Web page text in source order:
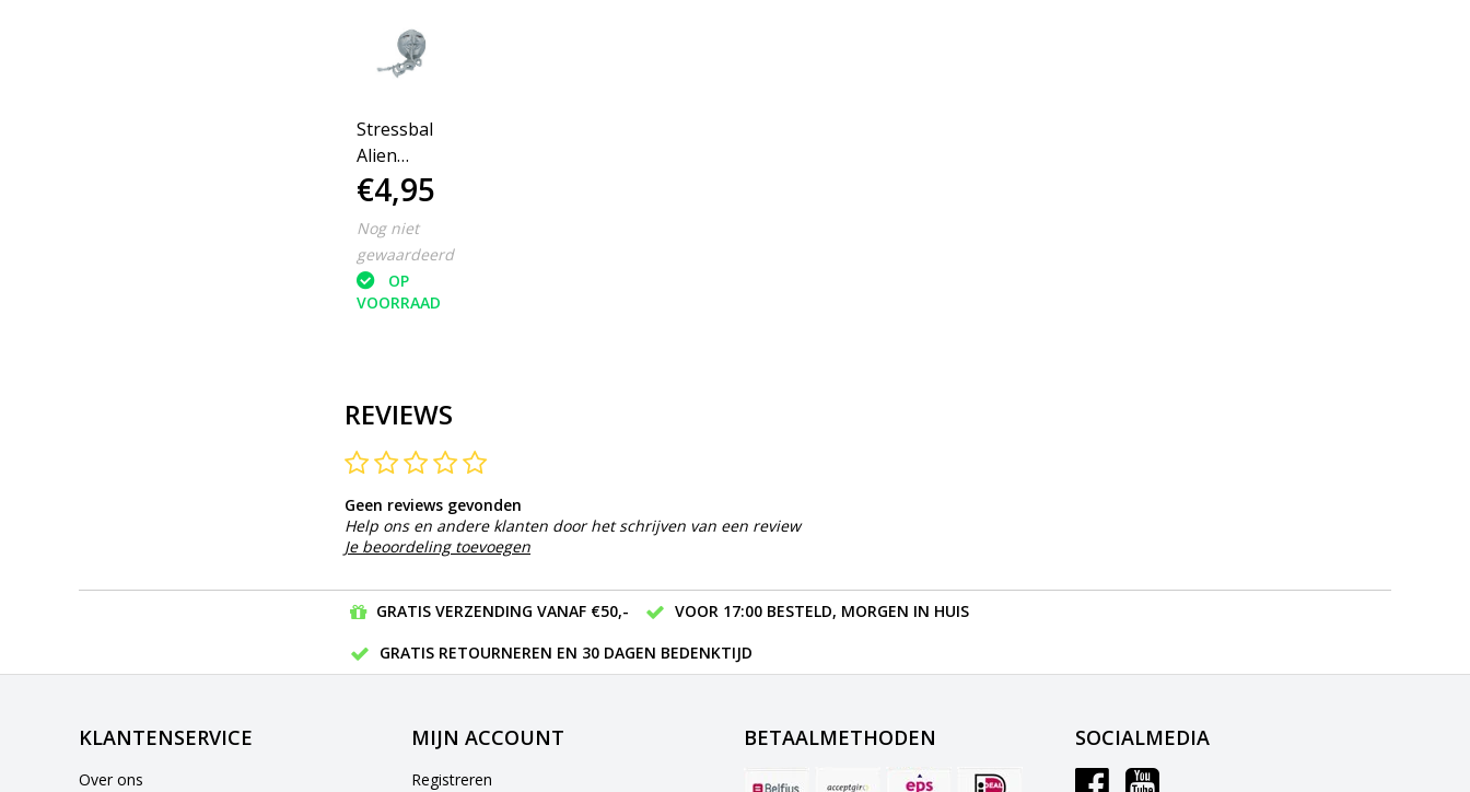
Stressbal
Alien
Waterparels
Grijs
€4,95
Nog niet
gewaardeerd
OP
VOORRAAD
REVIEWS
Geen reviews gevonden
Help ons en andere klanten door het schrijven van een review
Je beoordeling toevoegen
GRATIS VERZENDING VANAF €50,-
VOOR 17:00 BESTELD, MORGEN IN HUIS
GRATIS RETOURNEREN EN 30 DAGEN BEDENKTIJD
KLANTENSERVICE
Over ons
MIJN ACCOUNT
Registreren
BETAALMETHODEN SOCIALMEDIA